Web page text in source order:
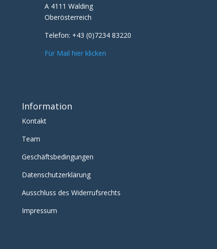
A 4111 Walding
Oberösterreich
Telefon: +43 (0)7234 83220
Für Mail hier klicken
Information
Kontakt
Team
Geschäftsbedingungen
Datenschutzerklärung
Ausschluss des Widerrufsrechts
Impressum